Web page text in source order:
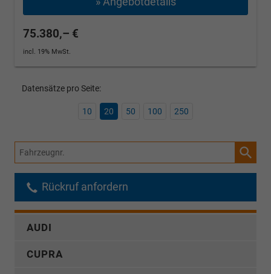
75.380,– €
incl. 19% MwSt.
Datensätze pro Seite:
10 20 50 100 250
Fahrzeugnr.
Rückruf anfordern
AUDI
CUPRA